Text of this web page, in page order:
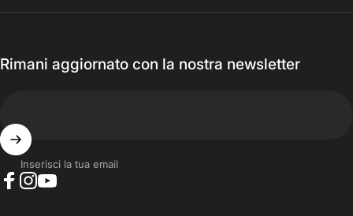
Rimani aggiornato con la nostra newsletter
Inserisci la tua email